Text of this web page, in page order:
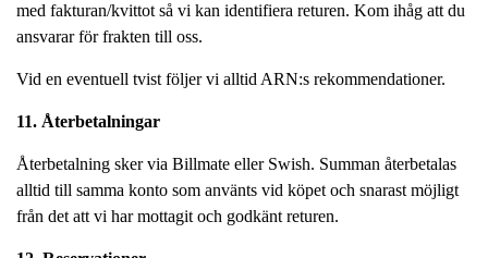
med fakturan/kvittot så vi kan identifiera returen. Kom ihåg att du
ansvarar för frakten till oss.
Vid en eventuell tvist följer vi alltid ARN:s rekommendationer.
11. Återbetalningar
Återbetalning sker via Billmate eller Swish. Summan återbetalas
alltid till samma konto som använts vid köpet och snarast möjligt
från det att vi har mottagit och godkänt returen.